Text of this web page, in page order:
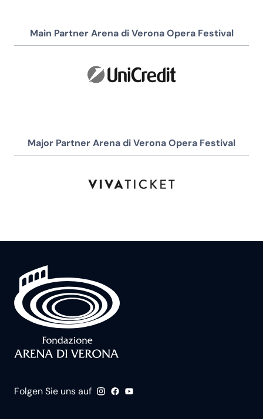
Main Partner Arena di Verona Opera Festival
Major Partner Arena di Verona Opera Festival
Folgen Sie uns auf